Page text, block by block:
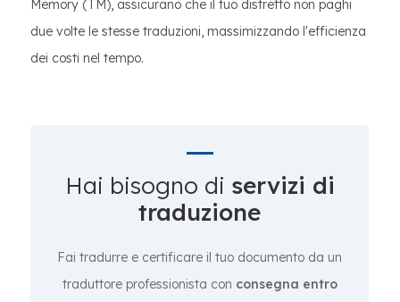
Memory (TM), assicurano che il tuo distretto non paghi
due volte le stesse traduzioni, massimizzando l'efficienza
dei costi nel tempo.
Hai bisogno di servizi di
traduzione
Fai tradurre e certificare il tuo documento da un
traduttore professionista con consegna entro